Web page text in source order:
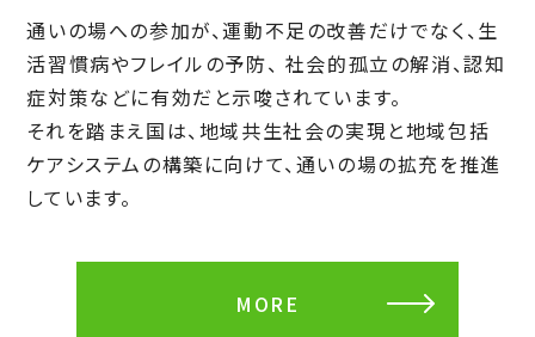
通いの場への参加が、運動不足の改善だけでなく、生
活習慣病やフレイルの予防、 社会的孤立の解消、認知
症対策などに有効だと示唆されています。
それを踏まえ国は、地域共生社会の実現と地域包括
ケアシステムの構築に向けて、通いの場の拡充を推進
しています。
MORE